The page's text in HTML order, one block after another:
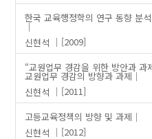
한국 교육행정학의 연구 동향 분
신현석
[2009]
“교원업무 경감을 위한 방안과
교원업무 경감의 방향과 과제
신현석
[2011]
고등교육정책의 방향 및 과제
신현석
[2012]